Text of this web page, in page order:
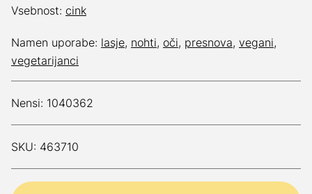
Vsebnost: cink
Namen uporabe: lasje, nohti, oči, presnova, vegani,
vegetarijanci
Nensi: 1040362
SKU: 463710